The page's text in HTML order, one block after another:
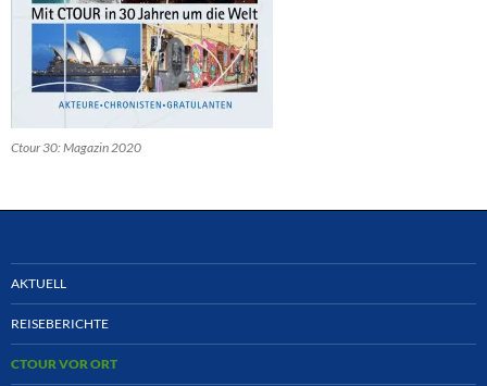
Ctour 30: Magazin 2020
AKTUELL
REISEBERICHTE
CTOUR VOR ORT